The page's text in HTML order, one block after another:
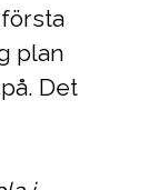
plan
Det